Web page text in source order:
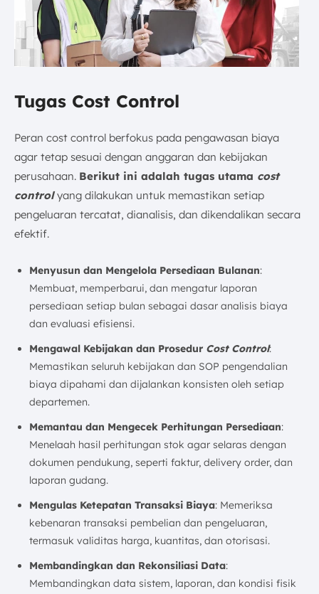
Tugas Cost Control
Peran cost control berfokus pada pengawasan biaya
agar tetap sesuai dengan anggaran dan kebijakan
perusahaan. Berikut ini adalah tugas utama cost
controlyang dilakukan untuk memastikan setiap
pengeluaran tercatat, dianalisis, dan dikendalikan secara
efektif.
Menyusun dan Mengelola Persediaan Bulanan:
Membuat, memperbarui, dan mengatur laporan
persediaan setiap bulan sebagai dasar analisis biaya
dan evaluasi efisiensi.
Mengawal Kebijakan dan Prosedur Cost Control:
Memastikan seluruh kebijakan dan SOP pengendalian
biaya dipahami dan dijalankan konsisten oleh setiap
departemen.
Memantau dan Mengecek Perhitungan Persediaan:
Menelaah hasil perhitungan stok agar selaras dengan
dokumen pendukung, seperti faktur, delivery order, dan
laporan gudang.
Mengulas Ketepatan Transaksi Biaya: Memeriksa
kebenaran transaksi pembelian dan pengeluaran,
termasuk validitas harga, kuantitas, dan otorisasi.
Membandingkan dan Rekonsiliasi Data:
Membandingkan data sistem, laporan, dan kondisi fisik